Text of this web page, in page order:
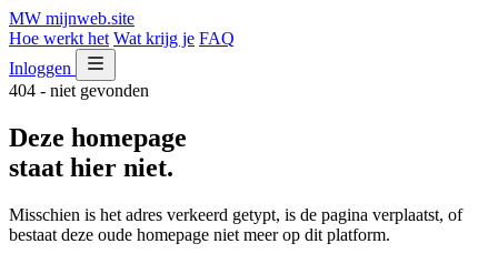
MW mijnweb.site
Hoe werkt het Wat krijg je FAQ
Inloggen
404 - niet gevonden
Deze homepage
staat hier niet.
Misschien is het adres verkeerd getypt, is de pagina verplaatst, of
bestaat deze oude homepage niet meer op dit platform.